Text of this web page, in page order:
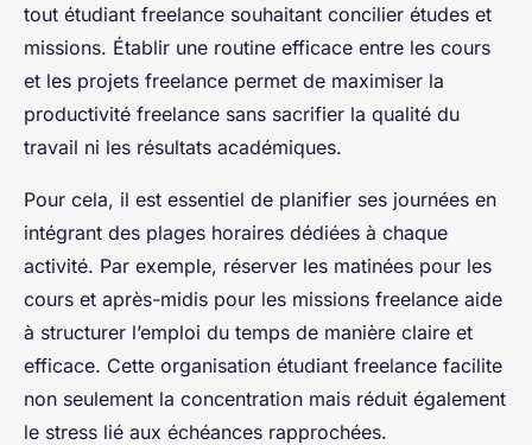
tout étudiant freelance souhaitant concilier études et
missions. Établir une routine efficace entre les cours
et les projets freelance permet de maximiser la
productivité freelance sans sacrifier la qualité du
travail ni les résultats académiques.
Pour cela, il est essentiel de planifier ses journées en
intégrant des plages horaires dédiées à chaque
activité. Par exemple, réserver les matinées pour les
cours et après-midis pour les missions freelance aide
à structurer l’emploi du temps de manière claire et
efficace. Cette organisation étudiant freelance facilite
non seulement la concentration mais réduit également
le stress lié aux échéances rapprochées.